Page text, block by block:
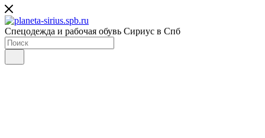
Спецодежда и рабочая обувь Сириус в Спб